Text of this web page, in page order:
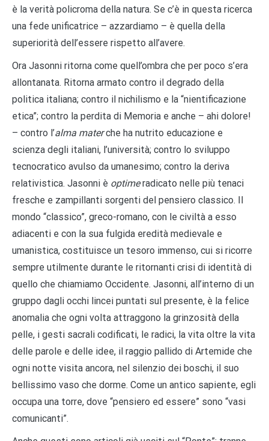
è la verità policroma della natura. Se c’è in questa ricerca
una fede unificatrice – azzardiamo – è quella della
superiorità dell’essere rispetto all’avere.
Ora Jasonni ritorna come quell’ombra che per poco s’era
allontanata. Ritorna armato contro il degrado della
politica italiana; contro il nichilismo e la “nientificazione
etica”; contro la perdita di Memoria e anche – ahi dolore!
– contro l’alma materche ha nutrito educazione e
scienza degli italiani, l’università; contro lo sviluppo
tecnocratico avulso da umanesimo; contro la deriva
relativistica. Jasonni è optimeradicato nelle più tenaci
fresche e zampillanti sorgenti del pensiero classico. Il
mondo “classico”, greco-romano, con le civiltà a esso
adiacenti e con la sua fulgida eredità medievale e
umanistica, costituisce un tesoro immenso, cui si ricorre
sempre utilmente durante le ritornanti crisi di identità di
quello che chiamiamo Occidente. Jasonni, all’interno di un
gruppo dagli occhi lincei puntati sul presente, è la felice
anomalia che ogni volta attraggono la grinzosità della
pelle, i gesti sacrali codificati, le radici, la vita oltre la vita
delle parole e delle idee, il raggio pallido di Artemide che
ogni notte visita ancora, nel silenzio dei boschi, il suo
bellissimo vaso che dorme. Come un antico sapiente, egli
occupa una torre, dove “pensiero ed essere” sono “vasi
comunicanti”.